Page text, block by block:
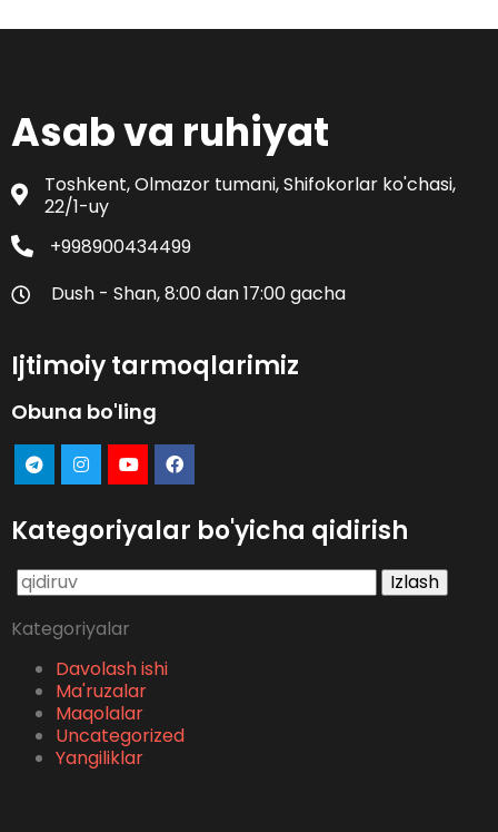
Asab va ruhiyat
Toshkent, Olmazor tumani, Shifokorlar ko'chasi,
22/1-uy
+998900434499
Dush - Shan, 8:00 dan 17:00 gacha
Ijtimoiy tarmoqlarimiz
Obuna bo'ling
Kategoriyalar bo'yicha qidirish
Qidirshish:
Kategoriyalar
Davolash ishi
Ma'ruzalar
Maqolalar
Uncategorized
Yangiliklar